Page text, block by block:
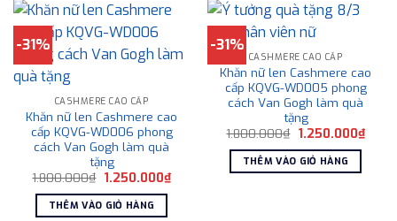
-31%
CASHMERE CAO CẤP
Khăn nữ len Cashmere cao
cấp KQVG-WD006 phong
cách Van Gogh làm quà
tặng
1.800.000₫ Giá
là:
1.800.000₫.
1.250.000₫Giá
hiện
THÊM VÀO GIỎ HÀNG
-31%
CASHMERE CAO CẤP
Khăn nữ len Cashmere cao
cấp KQVG-WD005 phong
cách Van Gogh làm quà
tặng
1.800.000₫ Giá
là:
1.800.000₫.
1.250.000₫Giá
hiện
THÊM VÀO GIỎ HÀNG